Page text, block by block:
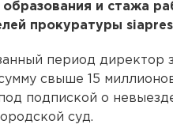
образования и стажа
прокуратуры
период
свыше 15
подпиской о
суд.